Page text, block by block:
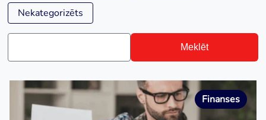
Nekategorizēts
Meklēt
Finanses